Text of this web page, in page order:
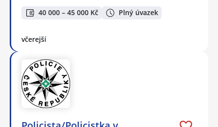
40 000 – 45 000 Kč Plný úvazek
včerejší